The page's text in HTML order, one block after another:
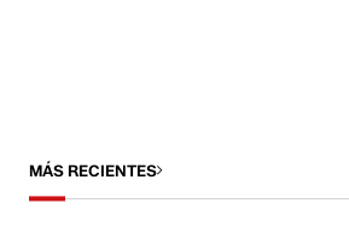
MÁS RECIENTES